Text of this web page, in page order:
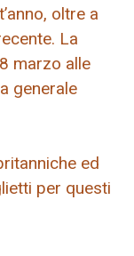
oltre a
La
marzo alle
generale
ed
per questi